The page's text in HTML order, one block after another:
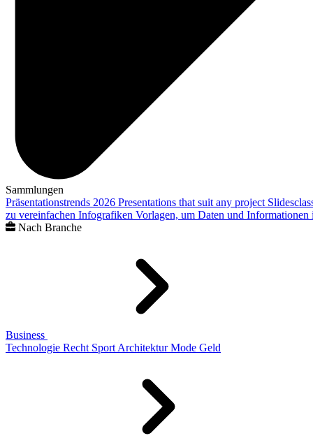
Sammlungen
Präsentationstrends 2026 Presentations that suit any project
zu vereinfachen Infografiken Vorlagen, um Daten und
Nach Branche
Business
Technologie Recht Sport Architektur Mode Geld